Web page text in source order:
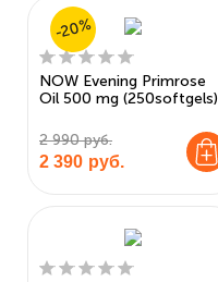
NOW Evening Primrose
Oil 500 mg (250softgels)
2 990 руб.
2 390 руб.
-20%